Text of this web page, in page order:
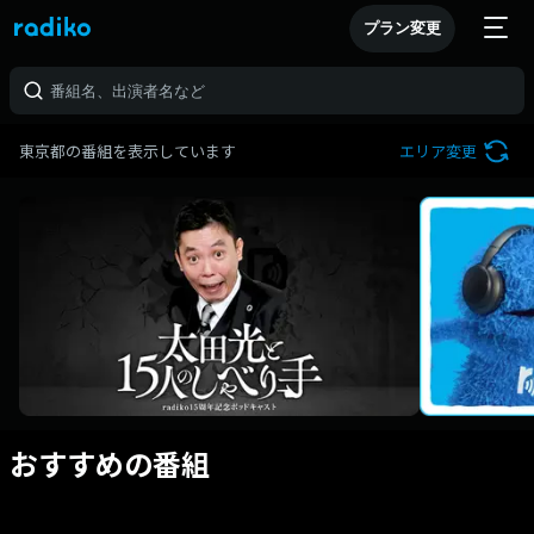
プラン変更
東京都の番組を表示しています エリア変更
おすすめの番組